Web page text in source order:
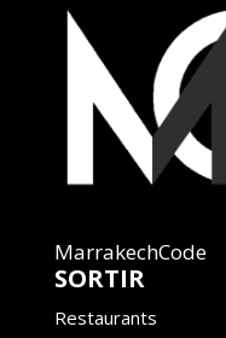
MarrakechCode
SORTIR
Restaurants